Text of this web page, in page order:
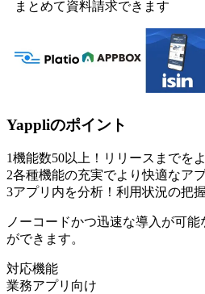
まとめて資料請求できます
Yappliのポイント
1機能数50以上！リリースまでを
2各種機能の充実でより快適なア
3アプリ内を分析！利用状況の把
ノーコードかつ迅速な導入が可
ができます。
対応機能
業務アプリ向け